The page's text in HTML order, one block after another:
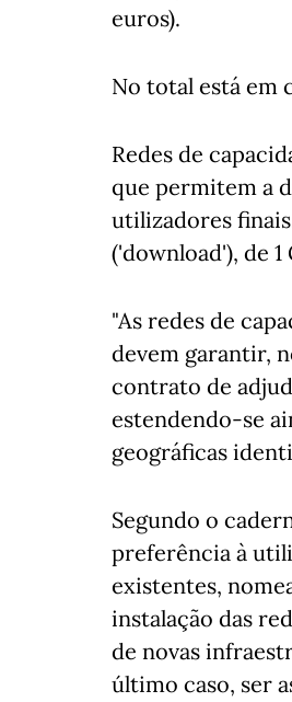
euros).
No total está em
Redes de
que permitem a
utilizadores
('download'), de
"As redes de
devem garantir,
contrato de
estendendo-se
geográficas
Segundo o
preferência à
existentes,
instalação das
de novas
último caso, ser